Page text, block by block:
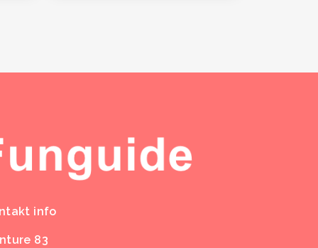
info
83